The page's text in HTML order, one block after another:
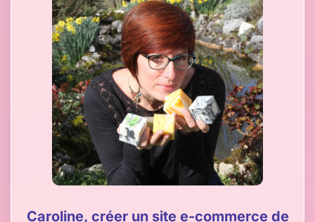
Caroline, créer un site e-commerce de